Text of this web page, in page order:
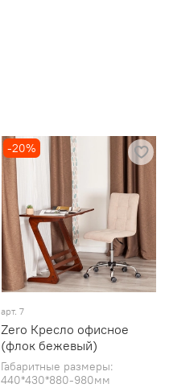
-20%
арт. 7
Zero Кресло офисное
(флок бежевый)
Габаритные размеры:
440*430*880-980мм